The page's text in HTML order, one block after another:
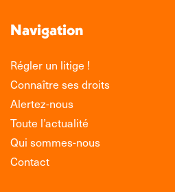
Navigation
Régler un litige !
Connaître ses droits
Alertez-nous
Toute l’actualité
Qui sommes-nous
Contact